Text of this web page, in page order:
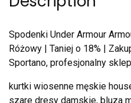
Spodenki Under Armour
Różowy | Taniej o 18% |
Sportano, profesjonalny
kurtki wiosenne męskie
szare dresy damskie, bluza